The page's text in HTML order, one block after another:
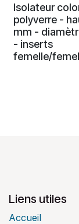
Isolateur
polyverre -
mm -
- inserts
femelle/
Liens utiles
Accueil